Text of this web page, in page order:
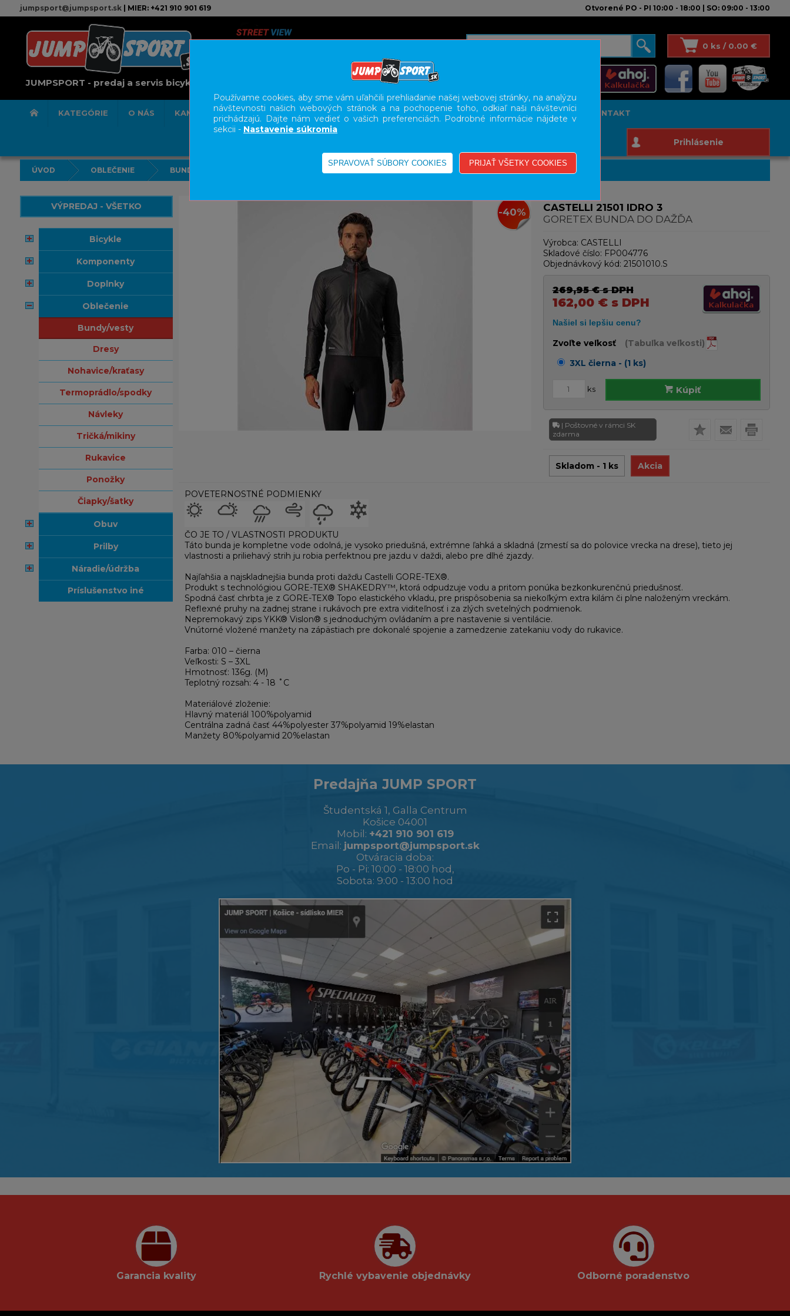
jumpsport@jumpsport.sk| MIER: +421 910 901 619 Otvorené PO - PI 10:00 - 18:00 | SO: 09:00 - 13:00
JUMPSPORT - predaj a servis bicyklov
0 ks / 0.00 €
KATEGÓRIE O NÁS KAMENNÁ PREDAJNA SERVIS SLUŽBY KARIÉRA BODY GEOMETRY FIT STUDIO KONTAKT
Prihlásenie
ÚVOD OBLEČENIE BUNDY/VESTY
VÝPREDAJ - VŠETKO
bicykle
komponenty
doplnky
oblečenie
bundy/vesty
dresy
nohavice/kraťasy
termoprádlo/spodky
návleky
tričká/mikiny
rukavice
ponožky
čiapky/šatky
obuv
prilby
náradie/údržba
príslušenstvo iné
-40%
CASTELLI 21501 IDRO 3
GORETEX BUNDA DO DAŽĎA
Výrobca: CASTELLI
Skladové číslo: FP004776
Objednávkový kód: 21501010.S
269,95 €s DPH
162,00 €s DPH
Zvoľte veľkosť
(Tabuľka veľkosti)
3XL čierna - (1 ks)
ks Kúpiť
| Poštovné v rámci SK
zdarma
Skladom - 1 ks Akcia
POVETERNOSTNÉ PODMIENKY
ČO JE TO / VLASTNOSTI PRODUKTU
Táto bunda je kompletne vode odolná, je vysoko priedušná, extrémne ľahká a skladná (zmestí sa do polovice vrecka na drese), tieto jej
vlastnosti a priliehavý strih ju robia perfektnou pre jazdu v daždi, alebo pre dlhé zjazdy.
Najľahšia a najskladnejšia bunda proti dažďu Castelli GORE-TEX®.
Produkt s technológiou GORE-TEX® SHAKEDRY™, ktorá odpudzuje vodu a pritom ponúka bezkonkurenčnú priedušnosť.
Spodná časť chrbta je z GORE-TEX® Topo elastického vkladu, pre prispôsobenia sa niekoľkým extra kilám či plne naloženým vreckám.
Reflexné pruhy na zadnej strane i rukávoch pre extra viditeľnosť i za zlých svetelných podmienok.
Nepremokavý zips YKK® Vislon® s jednoduchým ovládaním a pre nastavenie si ventilácie.
Vnútorné vložené manžety na zápästiach pre dokonalé spojenie a zamedzenie zatekaniu vody do rukavice.
Farba: 010 – čierna
Veľkosti: S – 3XL
Hmotnosť: 136g. (M)
Teplotný rozsah: 4 - 18 ˚C
Materiálové zloženie:
Hlavný materiál 100%polyamid
Centrálna zadná časť 44%polyester 37%polyamid 19%elastan
Manžety 80%polyamid 20%elastan
Predajňa JUMP SPORT
Študentská 1, Galla Centrum
Košice 04001
Mobil: +421 910 901 619
Email: jumpsport@jumpsport.sk
Otváracia doba:
Po - Pi: 10:00 - 18:00 hod,
Sobota: 9:00 - 13:00 hod
Garancia kvality Rychlé vybavenie objednávky Odborné poradenstvo
Používame cookies, aby sme vám uľahčili prehliadanie našej webovej stránky, na analýzu
návštevnosti našich webových stránok a na pochopenie toho, odkiaľ naši návštevníci
prichádzajú. Dajte nám vedieť o vašich preferenciách. Podrobné informácie nájdete v
sekcii - Nastavenie súkromia